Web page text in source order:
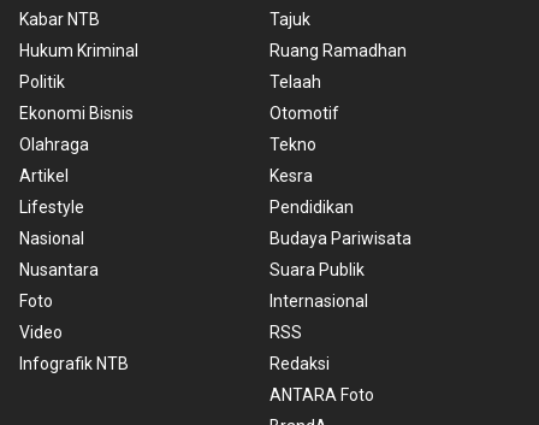
Kabar NTB
Hukum Kriminal
Politik
Ekonomi Bisnis
Olahraga
Artikel
Lifestyle
Nasional
Nusantara
Foto
Video
Infografik NTB
Tajuk
Ruang Ramadhan
Telaah
Otomotif
Tekno
Kesra
Pendidikan
Budaya Pariwisata
Suara Publik
Internasional
RSS
Redaksi
ANTARA Foto